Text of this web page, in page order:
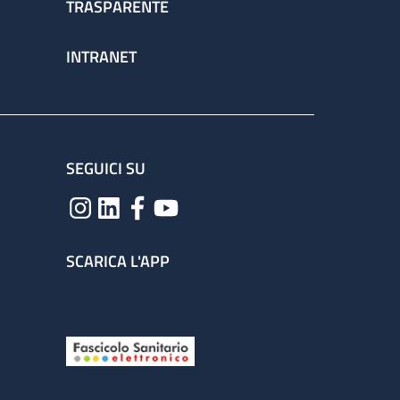
TRASPARENTE
INTRANET
SEGUICI SU
SCARICA L'APP